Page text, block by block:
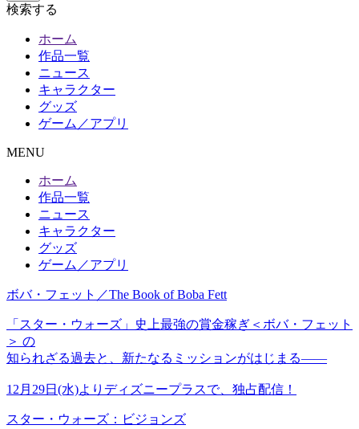
検索する
ホーム
作品一覧
ニュース
キャラクター
グッズ
ゲーム／アプリ
MENU
ホーム
作品一覧
ニュース
キャラクター
グッズ
ゲーム／アプリ
ボバ・フェット／The Book of Boba Fett
「スター・ウォーズ」史上最強の賞金稼ぎ＜ボバ・フェット
＞ の
知られざる過去と、新たなるミッションがはじまる——
12月29日(水)よりディズニープラスで、独占配信！
スター・ウォーズ：ビジョンズ